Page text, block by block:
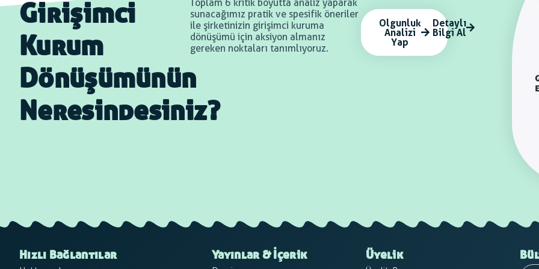
Girişimci
Kurum
Dönüşümünün
Neresindesiniz?
Toplam 6 kritik boyutta analiz yaparak
sunacağımız pratik ve spesifik öneriler
ile şirketinizin girişimci kuruma
dönüşümü için aksiyon almanız
gereken noktaları tanımlıyoruz.
Olgunluk
Analizi
Yap
Detaylı
Bilgi Al
Hızlı Bağlantılar Yayınlar & İçerik Üyelik